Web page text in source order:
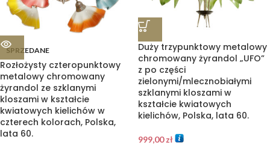
SPRZEDANE
Rozłożysty czteropunktowy
metalowy chromowany
żyrandol ze szklanymi
kloszami w kształcie
kwiatowych kielichów w
czterech kolorach, Polska,
lata 60.
Duży trzypunktowy metalowy
chromowany żyrandol „UFO”
z po części
zielonymi/mlecznobiałymi
szklanymi kloszami w
kształcie kwiatowych
kielichów, Polska, lata 60.
999,00zł